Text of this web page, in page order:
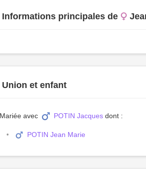
Informations principales de
Union et enfant
avec POTIN Jacques dont :
POTIN Jean Marie